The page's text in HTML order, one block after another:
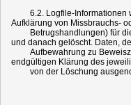
6.2. Logfile-Informationen
Aufklärung von Missbrauchs-
Betrugshandlungen) für die
und danach gelöscht. Daten,
Aufbewahrung zu
endgültigen Klärung des
von der Löschung